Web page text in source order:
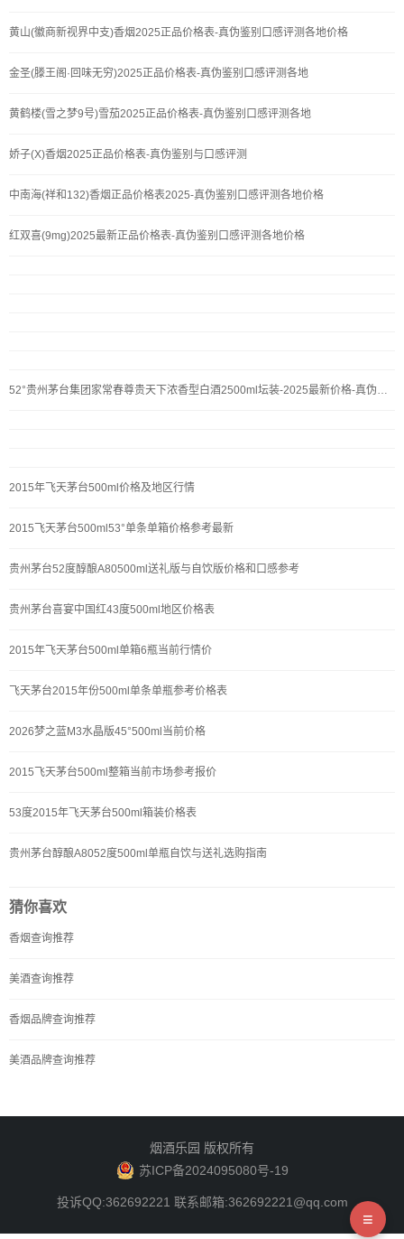
黄山(徽商新视界中支)香烟2025正品价格表-真伪鉴别口感评测各地价格
金圣(滕王阁·回味无穷)2025正品价格表-真伪鉴别口感评测各地
黄鹤楼(雪之梦9号)雪茄2025正品价格表-真伪鉴别口感评测各地
娇子(X)香烟2025正品价格表-真伪鉴别与口感评测
中南海(祥和132)香烟正品价格表2025-真伪鉴别口感评测各地价格
红双喜(9mg)2025最新正品价格表-真伪鉴别口感评测各地价格
52°贵州茅台集团家常春尊贵天下浓香型白酒2500ml坛装-2025最新价格-真伪鉴别-口感评测-[名酒]
2015年飞天茅台500ml价格及地区行情
2015飞天茅台500ml53°单条单箱价格参考最新
贵州茅台52度醇酿A80500ml送礼版与自饮版价格和口感参考
贵州茅台喜宴中国红43度500ml地区价格表
2015年飞天茅台500ml单箱6瓶当前行情价
飞天茅台2015年份500ml单条单瓶参考价格表
2026梦之蓝M3水晶版45°500ml当前价格
2015飞天茅台500ml整箱当前市场参考报价
53度2015年飞天茅台500ml箱装价格表
贵州茅台醇酿A8052度500ml单瓶自饮与送礼选购指南
猜你喜欢
香烟查询推荐
美酒查询推荐
香烟品牌查询推荐
美酒品牌查询推荐
烟酒乐园 版权所有
苏ICP备2024095080号-19
投诉QQ:362692221 联系邮箱:362692221@qq.com
≡